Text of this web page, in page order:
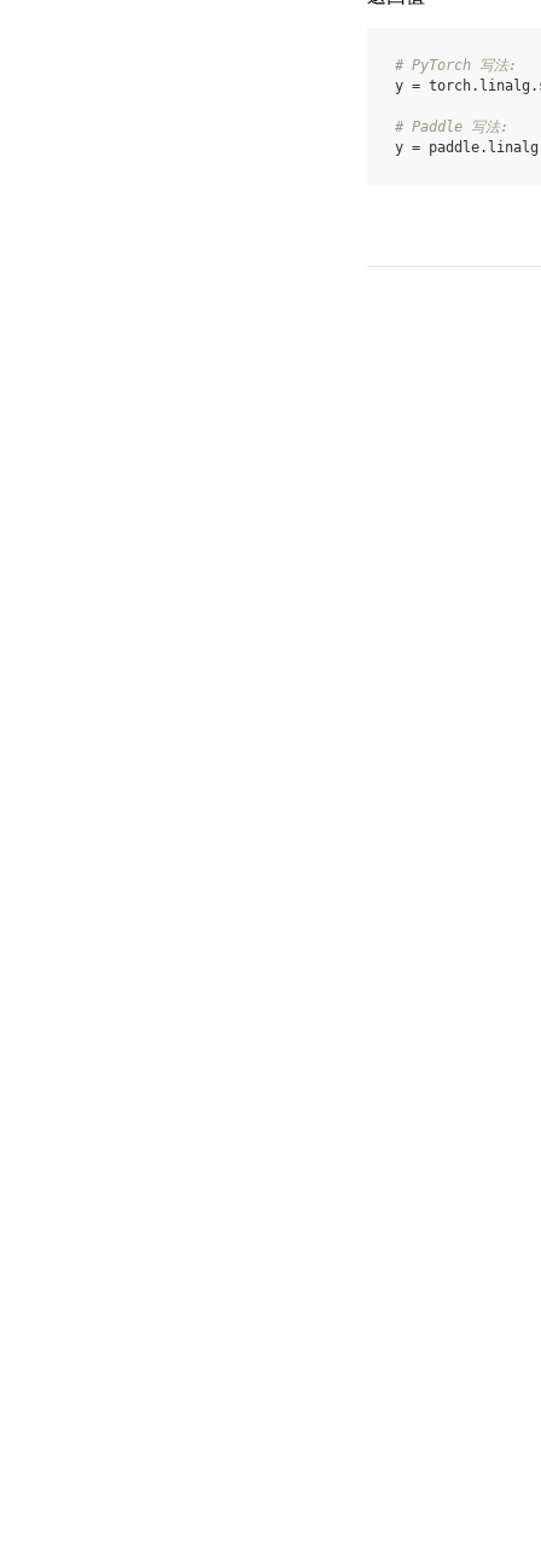
# PyTorch 写法:
y = torch. linalg .
# Paddle 写法:
y = paddle. linalg